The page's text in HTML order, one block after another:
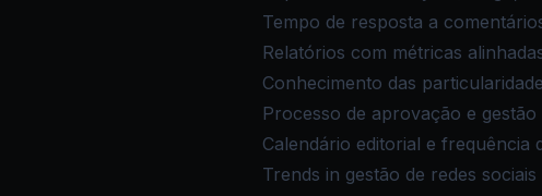
Tempo de resposta a
Relatórios com métricas
Conhecimento das
Processo de aprovação e gestão
Calendário editorial e frequência
Trends in gestão de redes sociais